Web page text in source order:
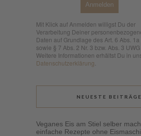
Anmelden
Mit Klick auf Anmelden willigst Du der
Verarbeitung Deiner
Daten auf Grundlage des Art. 6 Abs. 1a
sowie § 7 Abs. 2 Nr. 3 bzw. Abs. 3 UWG
Weitere Informationen erhältst Du in
Datenschutzerklärung
NEUESTE BEITRÄGE
Veganes Eis am Stiel selber
einfache Rezepte ohne